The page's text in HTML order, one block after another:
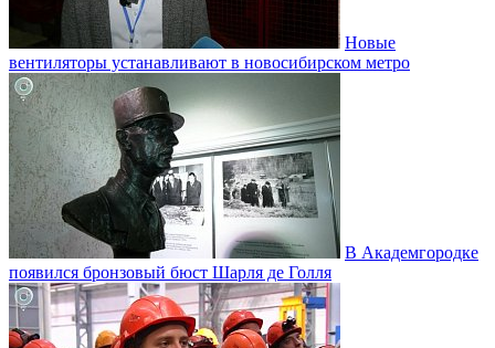
Новые
вентиляторы устанавливают в новосибирском метро
В Академгородке
появился бронзовый бюст Шарля де Голля